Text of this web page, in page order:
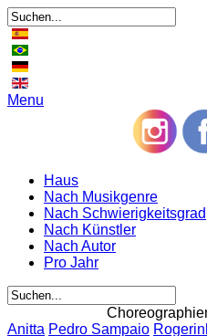
Menu
Haus
Nach Musikgenre
Nach Schwierigkeitsgrad
Nach Künstler
Nach Autor
Pro Jahr
Anitta Pedro Sampaio